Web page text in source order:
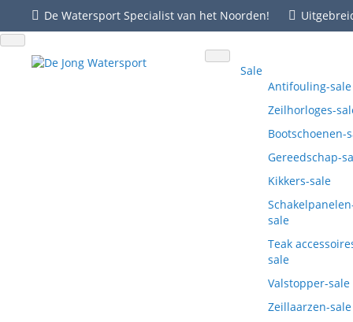
De Watersport Specialist van het Noorden!
Sale
Antifouling-sale
Zeilhorloges-
Bootschoenen-
Gereedschap-
Kikkers-sale
sale
Teak
sale
Valstopper-sale
Zeillaarzen-sale